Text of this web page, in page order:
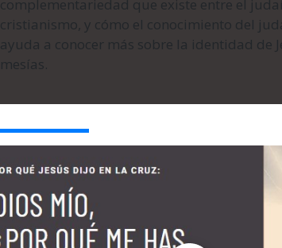
complementariedad que existe entre el
cristianismo, y cómo el conocimiento del
ayuda a conocer más sobre la identidad de
mesías.